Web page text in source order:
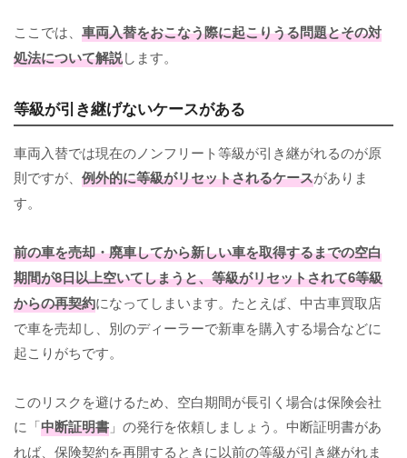
ここでは、 車両入替をおこなう際に起こりうる問題とその対
処法について解説します。
等級が引き継げないケースがある
車両入替では現在のノンフリート等級が引き継がれるのが原
則ですが、 例外的に等級がリセットされるケースがありま
す。
前の車を売却・廃車してから新しい車を取得するまでの空白
期間が8日以上空いてしまうと、等級がリセットされて6等級
からの再契約になってしまいます。たとえば、中古車買取店
で車を売却し、別のディーラーで新車を購入する場合などに
起こりがちです。
このリスクを避けるため、空白期間が長引く場合は保険会社
に「中断証明書 」の発行を依頼しましょう。中断証明書があ
れば、保険契約を再開するときに以前の等級が引き継がれま